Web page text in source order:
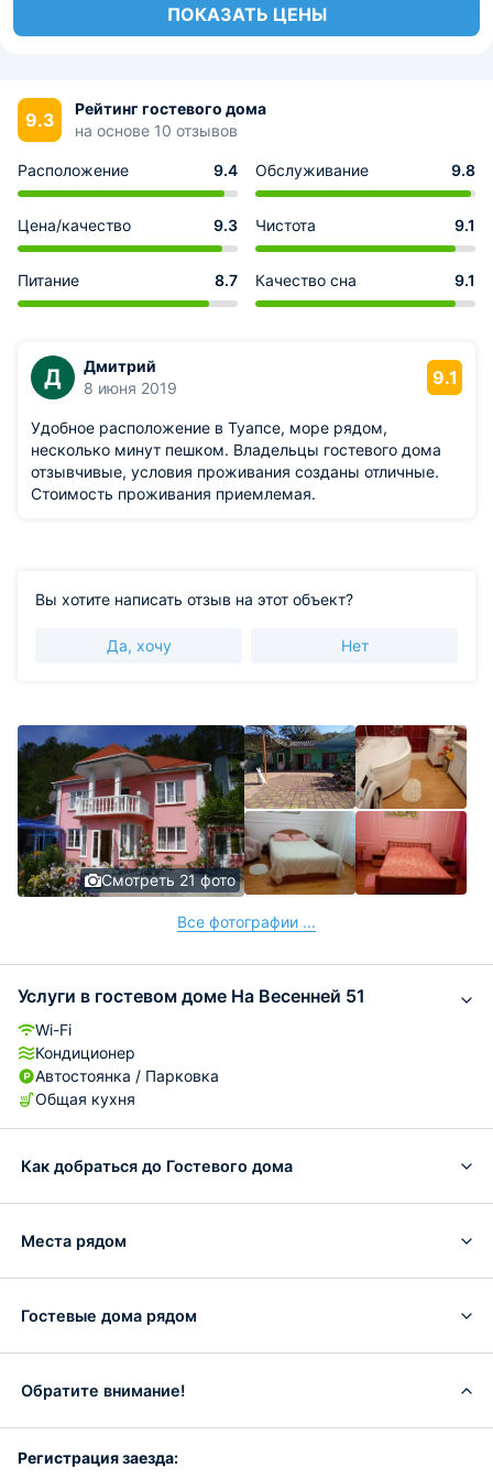
ПОКАЗАТЬ ЦЕНЫ
9.3
Рейтинг гостевого дома
на основе 10 отзывов
Расположение 9.4 Обслуживание 9.8
Цена/качество 9.3 Чистота 9.1
Питание 8.7 Качество сна 9.1
Д
Дмитрий
8 июня 2019
9.1
Удобное расположение в Туапсе, море рядом,
несколько минут пешком. Владельцы гостевого дома
отзывчивые, условия проживания созданы отличные.
Стоимость проживания приемлемая.
Вы хотите написать отзыв на этот объект?
Да, хочу Нет
Смотреть 21 фото
Все фотографии ...
Услуги в гостевом доме На Весенней 51
Wi-Fi
Кондиционер
Автостоянка / Парковка
Общая кухня
Как добраться до Гостевого дома
Места рядом
Гостевые дома рядом
Обратите внимание!
Регистрация заезда: